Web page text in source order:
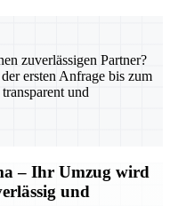
zuverlässigen Partner?
ersten Anfrage bis zum
und
– Ihr Umzug wird
und